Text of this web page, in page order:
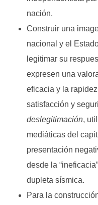
nación.
Construir una
nacional y el
legitimar su
expresen una
eficacia y la
satisfacción y
deslegitimación,
mediáticas del
presentación
desde la
dupleta sísmica.
Para la